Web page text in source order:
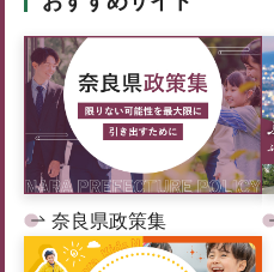
奈良県政策集